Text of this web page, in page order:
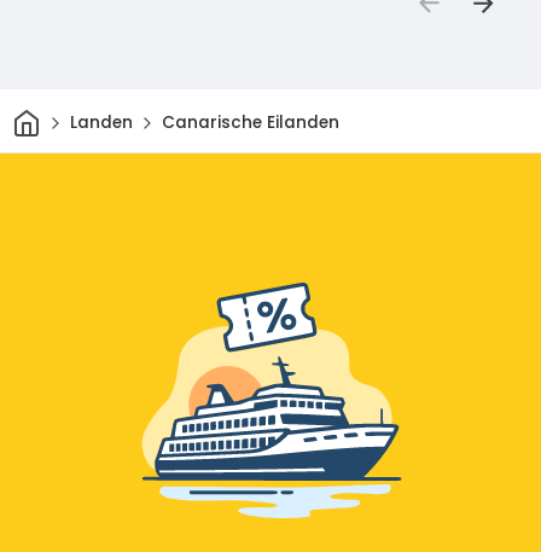
ThuisLanden Canarische Eilanden